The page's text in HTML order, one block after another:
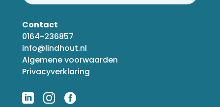
Contact
0164-236857
info@lindhout.nl
Algemene voorwaarden
Privacyverklaring
  